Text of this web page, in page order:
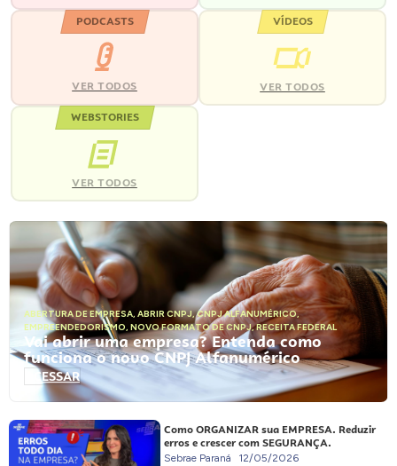
PODCASTS
VER TODOS
VÍDEOS
VER TODOS
WEBSTORIES
VER TODOS
ABERTURA DE EMPRESA, ABRIR CNPJ,CNPJ ALFANUMÉRICO,
EMPREENDEDORISMO, NOVO FORMATO DE CNPJ,RECEITA FEDERAL
Vai abrir uma empresa? Entenda como
funciona o novo CNPJ Alfanumérico
ACESSAR
Como ORGANIZAR sua EMPRESA. Reduzir
erros e crescer com SEGURANÇA.
Sebrae Paraná 12/05/2026